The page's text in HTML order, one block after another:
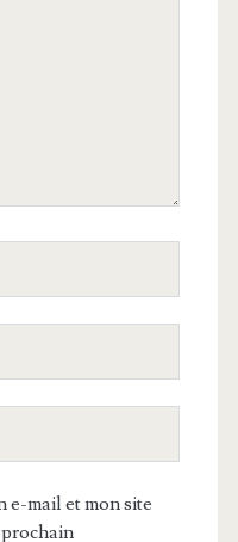
e-mail et mon site